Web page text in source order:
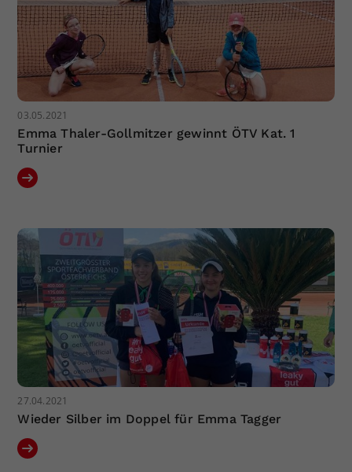
03.05.2021
Emma Thaler-Gollmitzer gewinnt ÖTV Kat. 1
Turnier
27.04.2021
Wieder Silber im Doppel für Emma Tagger